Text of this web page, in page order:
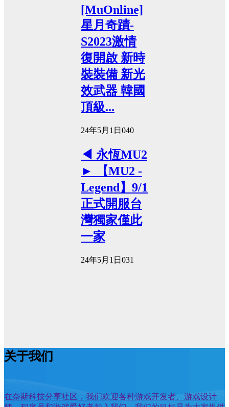
[MuOnline]
星月奇蹟-
S2023激情
復開啟 新時
裝裝備 新光
效武器 韓國
頂級...
24年5月1日 040
◀ 永恆MU2
► 【MU2 -
Legend】9/1
正式開服台
灣獨家僅此
一家
24年5月1日 031
关于我们
在奈斯科技分享社区，我们欢迎各种游戏开发者、游戏设计